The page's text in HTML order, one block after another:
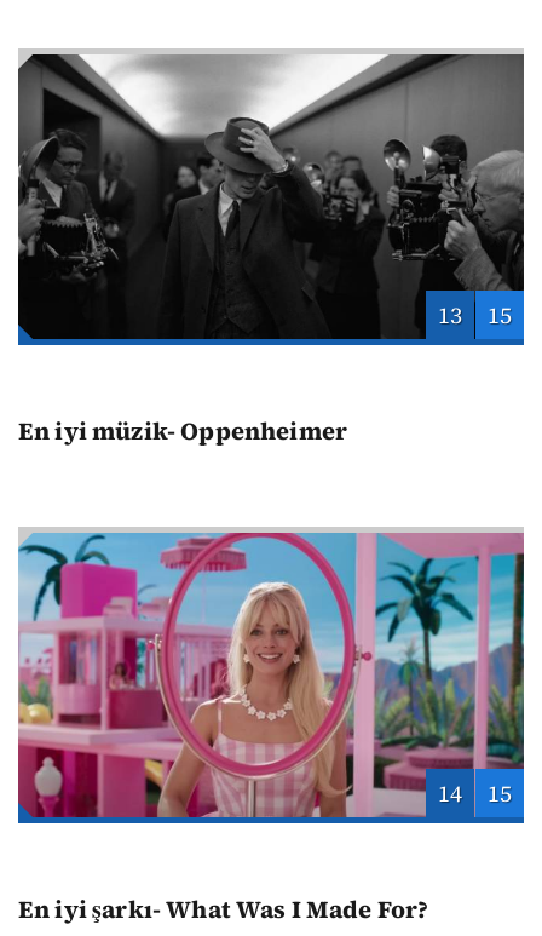
13 15
En iyi müzik- Oppenheimer
14 15
En iyi şarkı- What Was I Made For?